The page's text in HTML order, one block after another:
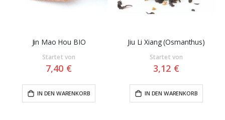
Jin Mao Hou BIO
Startet von
7,40 €
IN DEN WARENKORB
Jiu Li Xiang (Osmanthus)
Startet von
3,12 €
IN DEN WARENKORB